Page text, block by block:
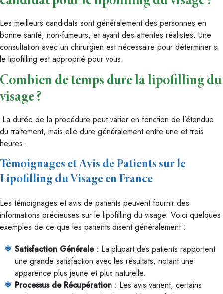
Les meilleurs candidats sont généralement des personnes en
bonne santé, non-fumeurs, et ayant des attentes réalistes. Une
consultation avec un chirurgien est nécessaire pour déterminer si
le lipofilling est approprié pour vous.
Combien de temps dure la lipofilling du
visage ?
La durée de la procédure peut varier en fonction de l’étendue
du traitement, mais elle dure généralement entre une et trois
heures.
Témoignages et Avis de Patients sur le
Lipofilling du Visage en France
Les témoignages et avis de patients peuvent fournir des
informations précieuses sur le lipofilling du visage. Voici quelques
exemples de ce que les patients disent généralement :
Satisfaction Générale: La plupart des patients rapportent
une grande satisfaction avec les résultats, notant une
apparence plus jeune et plus naturelle.
Processus de Récupération : Les avis varient, certains